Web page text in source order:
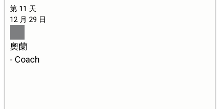
第 11 天
12 月 29 日
奧蘭
- Coach